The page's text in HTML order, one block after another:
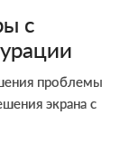
с
проблемы
экрана с